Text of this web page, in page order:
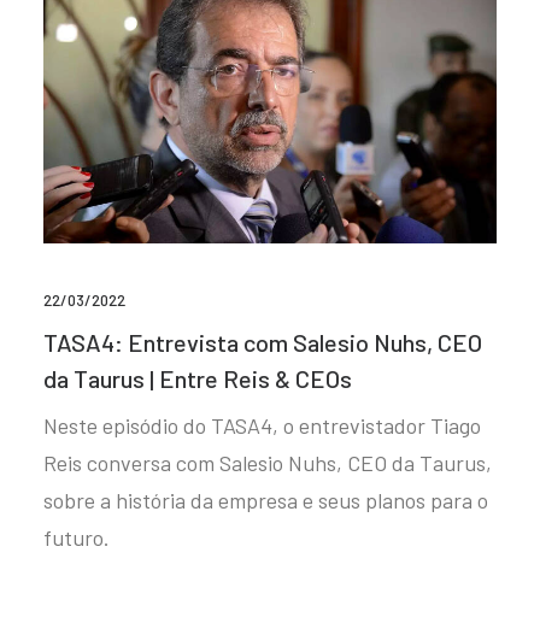
22/03/2022
TASA4: Entrevista com Salesio Nuhs, CEO
da Taurus | Entre Reis & CEOs
Neste episódio do TASA4, o entrevistador Tiago
Reis conversa com Salesio Nuhs, CEO da Taurus,
sobre a história da empresa e seus planos para o
futuro.